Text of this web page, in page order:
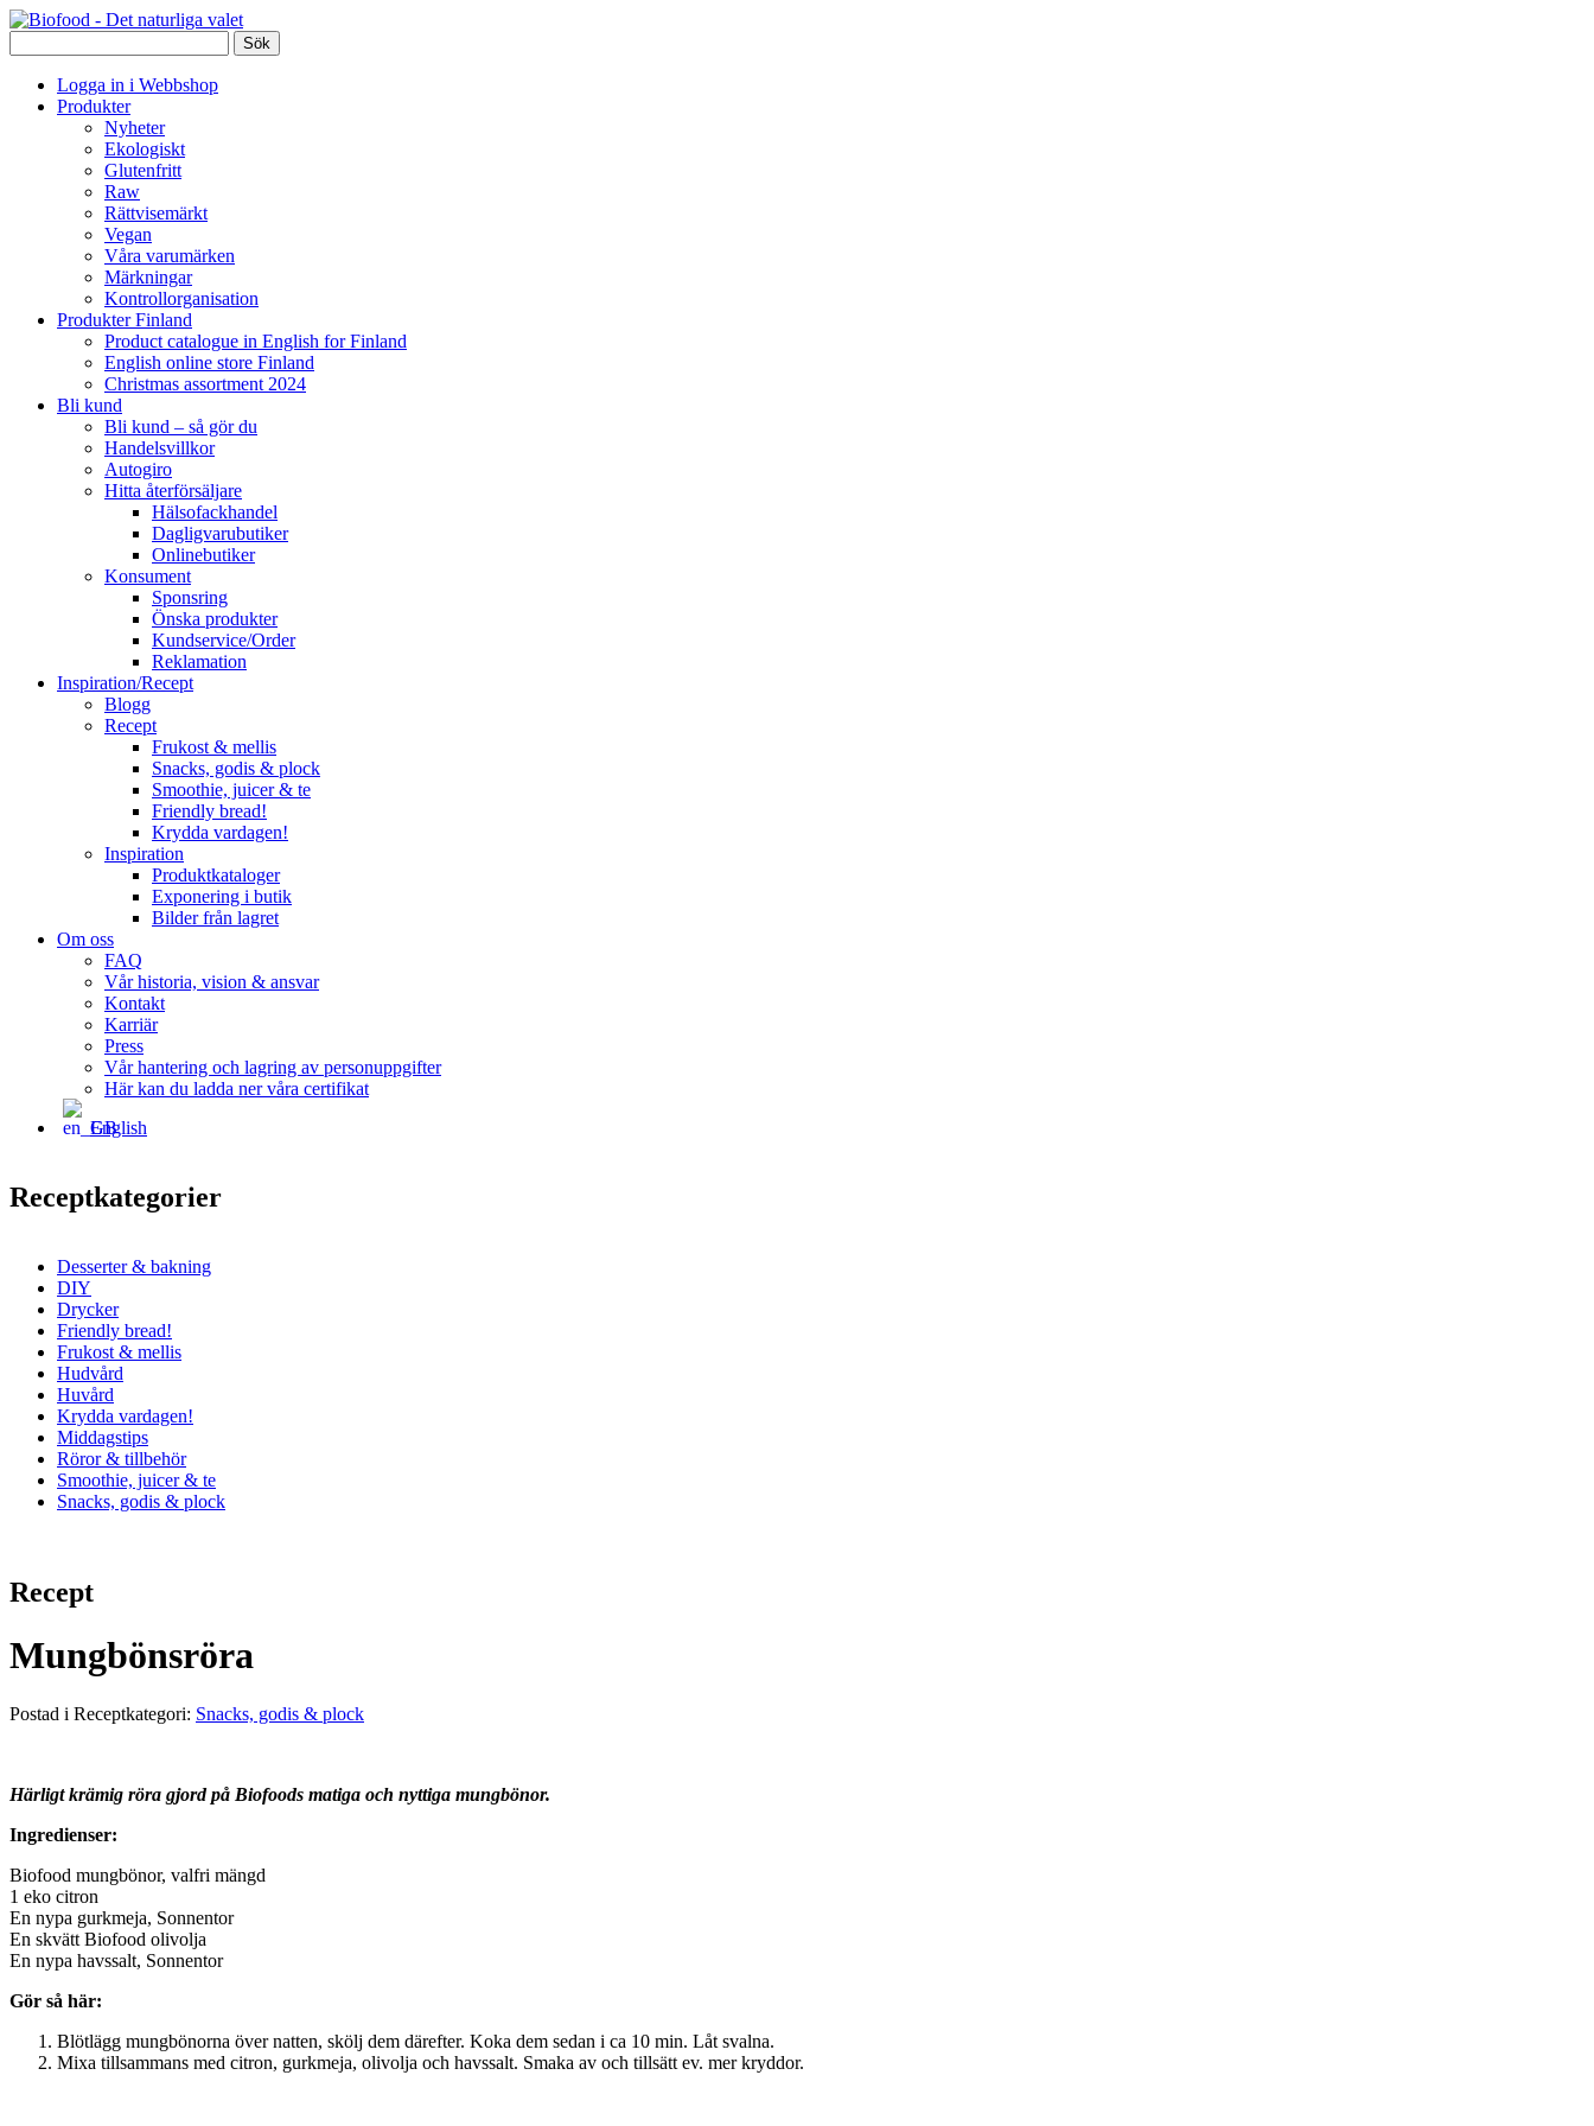
Logga in i Webbshop
Produkter
Nyheter
Ekologiskt
Glutenfritt
Raw
Rättvisemärkt
Vegan
Våra varumärken
Märkningar
Kontrollorganisation
Produkter Finland
Product catalogue in English for Finland
English online store Finland
Christmas assortment 2024
Bli kund
Bli kund – så gör du
Handelsvillkor
Autogiro
Hitta återförsäljare
Hälsofackhandel
Dagligvarubutiker
Onlinebutiker
Konsument
Sponsring
Önska produkter
Kundservice/Order
Reklamation
Inspiration/Recept
Blogg
Recept
Frukost & mellis
Snacks, godis & plock
Smoothie, juicer & te
Friendly bread!
Krydda vardagen!
Inspiration
Produktkataloger
Exponering i butik
Bilder från lagret
Om oss
FAQ
Vår historia, vision & ansvar
Kontakt
Karriär
Press
Vår hantering och lagring av personuppgifter
Här kan du ladda ner våra certifikat
English
Receptkategorier
Desserter & bakning
DIY
Drycker
Friendly bread!
Frukost & mellis
Hudvård
Huvård
Krydda vardagen!
Middagstips
Röror & tillbehör
Smoothie, juicer & te
Snacks, godis & plock
Recept
Mungbönsröra
Postad i Receptkategori: Snacks, godis & plock
Härligt krämig röra gjord på Biofoods matiga och nyttiga mungbönor.
Ingredienser:
Biofood mungbönor, valfri mängd
1 eko citron
En nypa gurkmeja, Sonnentor
En skvätt Biofood olivolja
En nypa havssalt, Sonnentor
Gör så här:
Blötlägg mungbönorna över natten, skölj dem därefter. Koka dem sedan i ca 10 min. Låt svalna.
Mixa tillsammans med citron, gurkmeja, olivolja och havssalt. Smaka av och tillsätt ev. mer kryddor.